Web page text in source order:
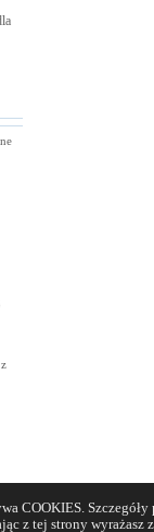
COOKIES.
z tej strony wyrażasz